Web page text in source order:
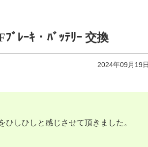
ﾌﾞﾚｰｷ・ﾊﾞｯﾃﾘｰ 交換
2024年09月19日
しひしと感じさせて頂きました。